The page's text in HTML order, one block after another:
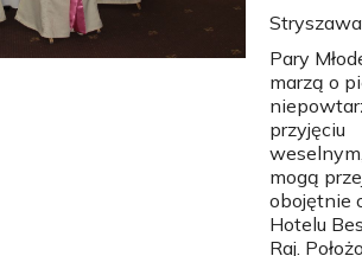
Stryszawa
Pary
marzą o
przyjęciu
mogą
obojętnie
Hotelu
Raj.